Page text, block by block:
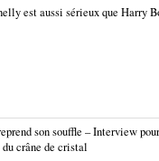
est aussi sérieux que Harry
son souffle – Interview
crâne de cristal